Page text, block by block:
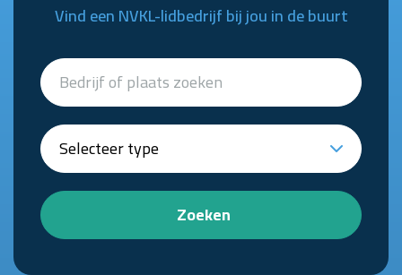
Vind een NVKL-lidbedrijf bij jou in de buurt
Zoeken